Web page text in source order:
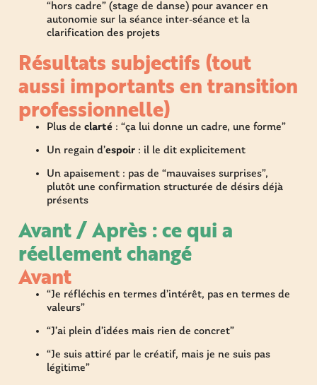
“hors cadre” (stage de danse) pour avancer en
autonomie sur la séance inter-séance et la
clarification des projets
Résultats subjectifs (tout
aussi importants en transition
professionnelle)
Plus de clarté : “ça lui donne un cadre, une forme”
Un regain d’espoir : il le dit explicitement
Un apaisement : pas de “mauvaises surprises”,
plutôt une confirmation structurée de désirs déjà
présents
Avant / Après : ce qui a
réellement changé
Avant
“Je réfléchis en termes d’intérêt, pas en termes de
valeurs”
“J’ai plein d’idées mais rien de concret”
“Je suis attiré par le créatif, mais je ne suis pas
légitime”